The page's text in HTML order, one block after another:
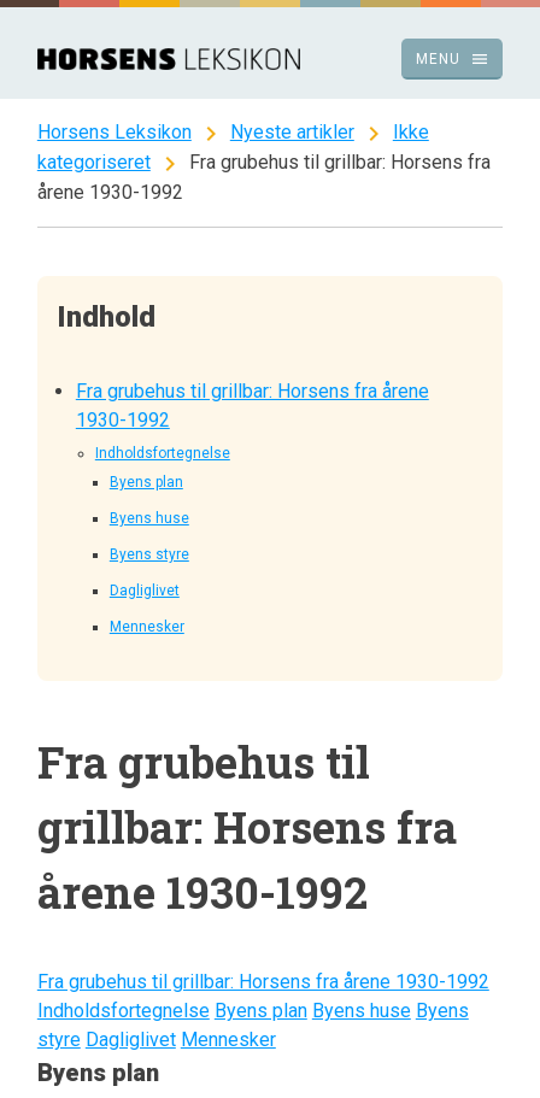
Spring
indhold
menu
MENU
Horsens Leksikon chevron_right Nyeste artikler chevron_right
Ikke
kategoriseret
chevron_right
Fra grubehus til grillbar: Horsens fra
årene 1930-1992
Indhold
Fra grubehus til grillbar: Horsens fra årene
1930-1992
Indholdsfortegnelse
Byens plan
Byens huse
Byens styre
Dagliglivet
Mennesker
Fra grubehus til
grillbar: Horsens fra
årene 1930-1992
Fra grubehus til grillbar: Horsens fra årene 1930-1992
Indholdsfortegnelse Byens plan Byens huse Byens
styre Dagliglivet Mennesker
Byens plan